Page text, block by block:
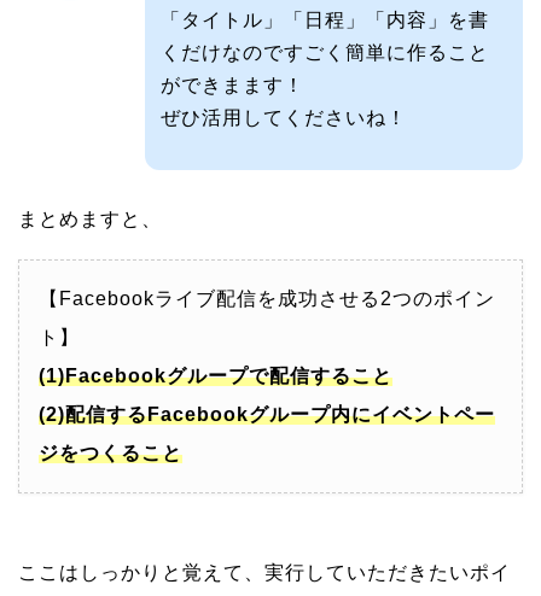
「タイトル」「日程」「内容」を書
くだけなのですごく簡単に作ること
ができまます！
ぜひ活用してくださいね！
まとめますと、
【Facebookライブ配信を成功させる2つのポイン
ト】
(1)Facebookグループで配信すること
(2)配信するFacebookグループ内にイベントペー
ジをつくること
ここはしっかりと覚えて、実行していただきたいポイ